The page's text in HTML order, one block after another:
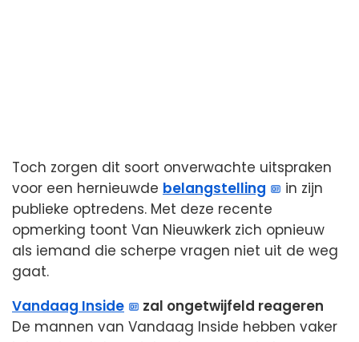
Toch zorgen dit soort onverwachte uitspraken
voor een hernieuwde belangstelling
in zijn
publieke optredens. Met deze recente
opmerking toont Van Nieuwkerk zich opnieuw
als iemand die scherpe vragen niet uit de weg
gaat.
Vandaag Inside
zal ongetwijfeld reageren
De mannen van Vandaag Inside hebben vaker